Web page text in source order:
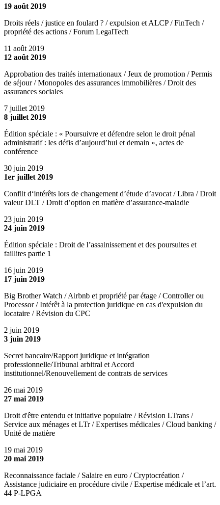
19 août 2019
Droits réels / justice en foulard ? / expulsion et ALCP / FinTech /
propriété des actions / Forum LegalTech
11 août 2019
12 août 2019
Approbation des traités internationaux / Jeux de promotion / Permis
de séjour / Monopoles des assurances immobilières / Droit des
assurances sociales
7 juillet 2019
8 juillet 2019
Édition spéciale : « Poursuivre et défendre selon le droit pénal
administratif : les défis d’aujourd’hui et demain », actes de
conférence
30 juin 2019
1er juillet 2019
Conflit d‘intérêts lors de changement d’étude d’avocat / Libra / Droit
valeur DLT / Droit d’option en matière d’assurance-maladie
23 juin 2019
24 juin 2019
Édition spéciale : Droit de l’assainissement et des poursuites et
faillites partie 1
16 juin 2019
17 juin 2019
Big Brother Watch / Airbnb et propriété par étage / Controller ou
Processor / Intérêt à la protection juridique en cas d'expulsion du
locataire / Révision du CPC
2 juin 2019
3 juin 2019
Secret bancaire/Rapport juridique et intégration
professionnelle/Tribunal arbitral et Accord
institutionnel/Renouvellement de contrats de services
26 mai 2019
27 mai 2019
Droit d'être entendu et initiative populaire / Révision LTrans /
Service aux ménages et LTr / Expertises médicales / Cloud banking /
Unité de matière
19 mai 2019
20 mai 2019
Reconnaissance faciale / Salaire en euro / Cryptocréation /
Assistance judiciaire en procédure civile / Expertise médicale et l’art.
44 P-LPGA